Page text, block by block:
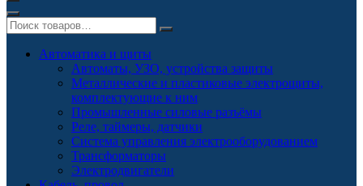
Автоматика и щиты
Автоматы, УЗО, устройства защиты
Металлические и пластиковые электрощиты,
комплектующие к ним
Промышленные силовые разъёмы
Реле, таймеры, датчики
Система управления электрооборудованием
Трансформаторы
Электродвигатели